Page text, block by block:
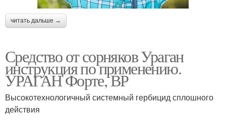
читать дальше →
Средство от сорняков Ураган
инструкция по применению.
УРАГАН Форте, ВР
Высокотехнологичный системный гербицид сплошного
действия